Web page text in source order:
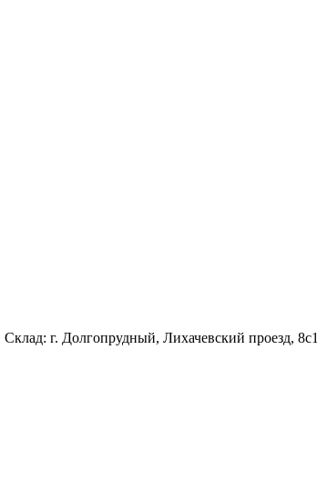
Склад: г. Долгопрудный, Лихачевский проезд, 8c1